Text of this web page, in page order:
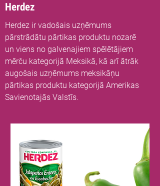
Herdez
Herdez ir vadošais uzņēmums
pārstrādātu pārtikas produktu nozarē
un viens no galvenajiem spēlētājiem
mērču kategorijā Meksikā, kā arī ātrāk
augošais uzņēmums meksikāņu
pārtikas produktu kategorijā Amerikas
Savienotajās Valstīs.